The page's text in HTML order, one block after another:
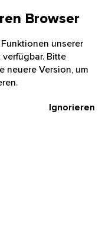
Browser
unserer
Bitte
neuere Version, um
Ignorieren